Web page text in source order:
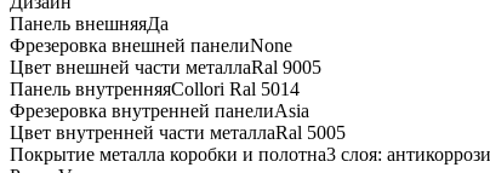
Панель внешняяДа
Фрезеровка внешней панелиNone
Цвет внешней части металлаRal 9005
Панель внутренняяCollori Ral 5014
Фрезеровка внутренней панелиAsia
Цвет внутренней части металлаRal 5005
Покрытие металла коробки и полотна3 слоя: